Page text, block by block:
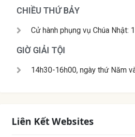
CHIỀU THỨ BẢY
Cử hành phụng vụ Chúa Nhật:
GIỜ GIẢI TỘI
14h30-16h00, ngày thứ Năm
Liên Kết Websites